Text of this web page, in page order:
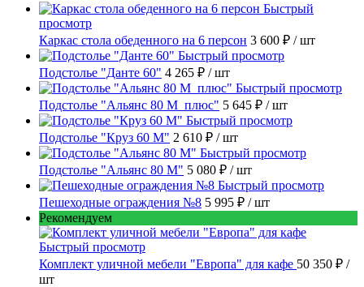
Быстрый
просмотр
Каркас стола обеденного на 6 персон 3 600 ₽ / шт
Быстрый просмотр
Подстолье "Данте 60" 4 265 ₽ / шт
Быстрый просмотр
Подстолье "Альянс 80 М_плюс" 5 645 ₽ / шт
Быстрый просмотр
Подстолье "Круз 60 М" 2 610 ₽ / шт
Быстрый просмотр
Подстолье "Альянс 80 М" 5 080 ₽ / шт
Быстрый просмотр
Пешеходные ограждения №8 5 995 ₽ / шт
Рекомендуем
Быстрый просмотр
Комплект уличной мебели "Европа" для кафе 50 350 ₽ /
шт